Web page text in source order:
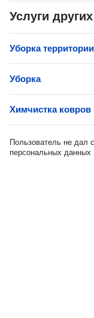
Услуги
Уборка территории
Уборка
Химчистка
Пользователь не дал
персональных данных